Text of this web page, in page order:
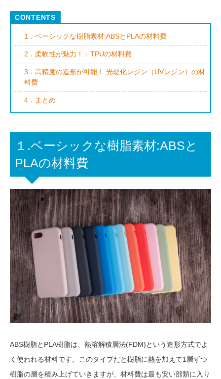
1．ベーシックな樹脂素材:ABSとPLAの材料費
2．柔軟性が魅力！：TPUの材料費
3．高精度の造形が可能！:光硬化レジン（UVレジン）の材
料費
4．まとめ
１.ベーシックな樹脂素材:ABSと
PLAの材料費
ABS樹脂とPLA樹脂は、熱溶解積層法(FDM)という造形方式でよ
く使われる材料です。このタイプだと樹脂に熱を加えて1層ずつ
樹脂の層を積み上げていきますが、材料費は最も安い部類に入り